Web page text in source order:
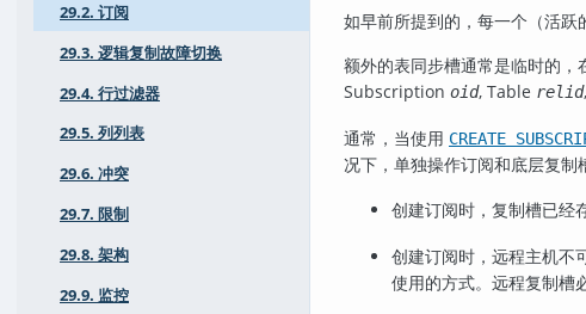
29.2. 订阅
29.3. 逻辑复制故障切换
29.4. 行过滤器
29.5. 列列表
29.6. 冲突
29.7. 限制
29.8. 架构
29.9. 监控
如早前所提到的，每一个（活跃
额外的表同步槽通常是临时的
Subscription oid, Table relid
通常，当使用 CREATE
况下，单独操作订阅和底层复制
创建订阅时，复制槽已经
创建订阅时，远程主机不
使用的方式。远程复制槽